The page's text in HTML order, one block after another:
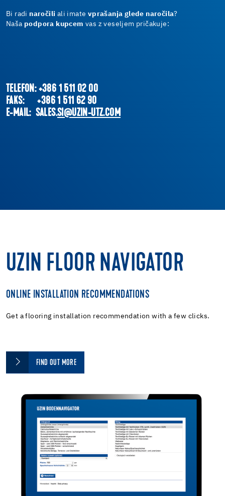
Bi radi naročili ali imate vprašanja glede naročila?
Naša podpora kupcem vas z veseljem pričakuje:
TELEFON: +386 1 511 02 00
FAKS: +386 1 511 62 90
E-MAIL: SALES.SI@UZIN-UTZ.COM
UZIN FLOOR NAVIGATOR
ONLINE INSTALLATION RECOMMENDATIONS
Get a flooring installation recommendation with a few clicks.
FIND OUT MORE